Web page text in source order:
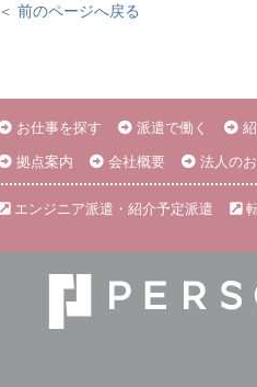
＜ 前のページへ戻る
お仕事を探す 派遣で働く
拠点案内
会社概要 法人の
エンジニア派遣・紹介予定派遣